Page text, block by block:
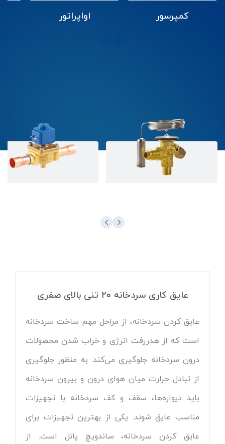
کمپرسور اواپراتور
عایق کاری سردخانه ۲۰ تنی بالای صفری
عایق کردن سردخانه، از مراحل مهم ساخت سردخانه
است که از هدررفت انرژی و خراب شدن محصولات
درون سردخانه جلوگیری می‌کند. به منظور جلوگیری
از تبادل حرارت میان هوای درون و بیرون سردخانه
باید دیواره‌ها، سقف و کف سردخانه با تجهیزات
مناسب عایق شوند. یکی از بهترین تجهیزات برای
عایق کردن سردخانه، ساندویچ پانل است. از